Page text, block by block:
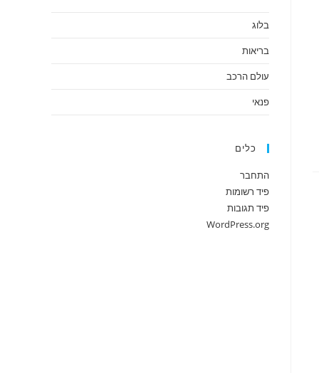
בלוג
בריאות
עולם הרכב
פנאי
כלים
התחבר
פיד רשומות
פיד תגובות
WordPress.org